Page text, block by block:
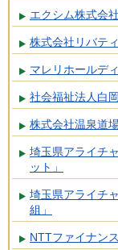
エクシム株式会社
株式会社リバテ
マレリホールデ
社会福祉法人白
株式会社温泉道
埼玉県アライチ
ット」
埼玉県アライチ
組」
NTTファイナン